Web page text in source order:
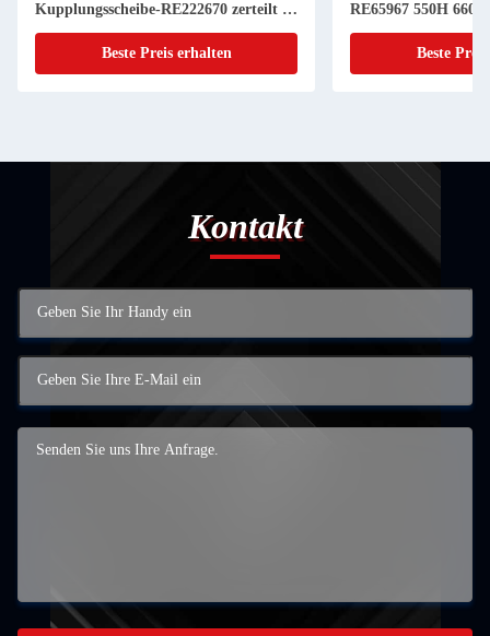
Kupplungsscheibe-RE222670 zerteilt 11
Zoll 20 KEIL
Beste Preis erhalten
RE65967 550H 6603
Powerthch Turbo
Beste
Kontakt